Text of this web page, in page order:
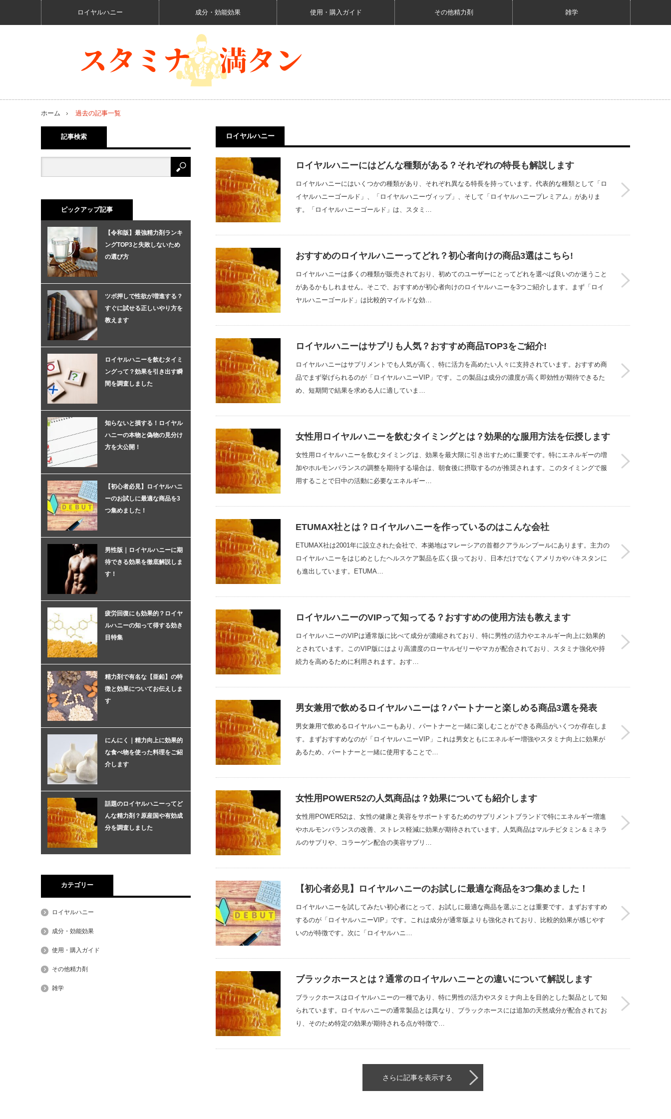
ロイヤルハニー 成分・効能効果 使用・購入ガイド その他精力剤 雑学
ホーム 過去の記事一覧
ロイヤルハニー
ロイヤルハニーにはどんな種類がある？それぞれの特長も解説します
ロイヤルハニーにはいくつかの種類があり、それぞれ異なる特長を持っています。代表的な種類として「ロ
イヤルハニーゴールド」、「ロイヤルハニーヴィップ」、そして「ロイヤルハニープレミアム」がありま
す。「ロイヤルハニーゴールド」は、スタミ…
おすすめのロイヤルハニーってどれ？初心者向けの商品3選はこちら!
ロイヤルハニーは多くの種類が販売されており、初めてのユーザーにとってどれを選べば良いのか迷うこと
があるかもしれません。そこで、おすすめが初心者向けのロイヤルハニーを3つご紹介します。まず「ロイ
ヤルハニーゴールド」は比較的マイルドな効…
ロイヤルハニーはサプリも人気？おすすめ商品TOP3をご紹介!
ロイヤルハニーはサプリメントでも人気が高く、特に活力を高めたい人々に支持されています。おすすめ商
品でまず挙げられるのが「ロイヤルハニーVIP」です。この製品は成分の濃度が高く即効性が期待できるた
め、短期間で結果を求める人に適していま…
女性用ロイヤルハニーを飲むタイミングとは？効果的な服用方法を伝授します
女性用ロイヤルハニーを飲むタイミングは、効果を最大限に引き出すために重要です。特にエネルギーの増
加やホルモンバランスの調整を期待する場合は、朝食後に摂取するのが推奨されます。このタイミングで服
用することで日中の活動に必要なエネルギー…
ETUMAX社とは？ロイヤルハニーを作っているのはこんな会社
ETUMAX社は2001年に設立された会社で、本拠地はマレーシアの首都クアラルンプールにあります。主力の
ロイヤルハニーをはじめとしたヘルスケア製品を広く扱っており、日本だけでなくアメリカやパキスタンに
も進出しています。ETUMA…
ロイヤルハニーのVIPって知ってる？おすすめの使用方法も教えます
ロイヤルハニーのVIPは通常版に比べて成分が濃縮されており、特に男性の活力やエネルギー向上に効果的
とされています。このVIP版にはより高濃度のローヤルゼリーやマカが配合されており、スタミナ強化や持
続力を高めるために利用されます。おす…
男女兼用で飲めるロイヤルハニーは？パートナーと楽しめる商品3選を発表
男女兼用で飲めるロイヤルハニーもあり、パートナーと一緒に楽しむことができる商品がいくつか存在しま
す。まずおすすめなのが「ロイヤルハニーVIP」これは男女ともにエネルギー増強やスタミナ向上に効果が
あるため、パートナーと一緒に使用することで…
女性用POWER52の人気商品は？効果についても紹介します
女性用POWER52は、女性の健康と美容をサポートするためのサプリメントブランドで特にエネルギー増進
やホルモンバランスの改善、ストレス軽減に効果が期待されています。人気商品はマルチビタミン＆ミネラ
ルのサプリや、コラーゲン配合の美容サプリ…
【初心者必見】ロイヤルハニーのお試しに最適な商品を3つ集めました！
ロイヤルハニーを試してみたい初心者にとって、お試しに最適な商品を選ぶことは重要です。まずおすすめ
するのが「ロイヤルハニーVIP」です。これは成分が通常版よりも強化されており、比較的効果が感じやす
いのが特徴です。次に「ロイヤルハニ…
ブラックホースとは？通常のロイヤルハニーとの違いについて解説します
ブラックホースはロイヤルハニーの一種であり、特に男性の活力やスタミナ向上を目的とした製品として知
られています。ロイヤルハニーの通常製品とは異なり、ブラックホースには追加の天然成分が配合されてお
り、そのため特定の効果が期待される点が特徴で…
さらに記事を表示する
記事検索
ピックアップ記事
【令和版】最強精力剤ランキ
ングTOP3と失敗しないため
の選び方
ツボ押しで性欲が増進する？
すぐに試せる正しいやり方を
教えます
ロイヤルハニーを飲むタイミ
ングって？効果を引き出す瞬
間を調査しました
知らないと損する！ロイヤル
ハニーの本物と偽物の見分け
方を大公開！
【初心者必見】ロイヤルハニ
ーのお試しに最適な商品を3
つ集めました！
男性版｜ロイヤルハニーに期
待できる効果を徹底解説しま
す！
疲労回復にも効果的？ロイヤ
ルハニーの知って得する効き
目特集
精力剤で有名な【亜鉛】の特
徴と効果についてお伝えしま
す
にんにく｜精力向上に効果的
な食べ物を使った料理をご紹
介します
話題のロイヤルハニーってど
んな精力剤？原産国や有効成
分を調査しました
カテゴリー
ロイヤルハニー
成分・効能効果
使用・購入ガイド
その他精力剤
雑学